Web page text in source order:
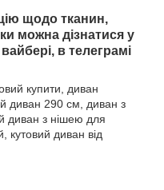
щодо тканин,
можна дізнатися у
в телеграмі
купити, диван
диван 290 см, диван з
диван з нішею для
кутовий диван від